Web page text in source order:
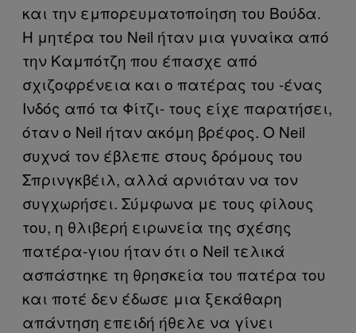
και την εμπορευματοποίηση του Βούδα.
Η μητέρα του Neil ήταν μια γυναίκα από
την Καμπότζη που έπασχε από
σχιζοφρένεια και ο πατέρας του -ένας
Ινδός από τα Φίτζι- τους είχε παρατήσει,
όταν ο Neil ήταν ακόμη βρέφος. Ο Neil
συχνά τον έβλεπε στους δρόμους του
Σπρινγκβέιλ, αλλά αρνιόταν να τον
συγχωρήσει. Σύμφωνα με τους φίλους
του, η θλιβερή ειρωνεία της σχέσης
πατέρα-γιου ήταν ότι ο Neil τελικά
ασπάστηκε τη θρησκεία του πατέρα του
και ποτέ δεν έδωσε μια ξεκάθαρη
απάντηση επειδή ήθελε να γίνει